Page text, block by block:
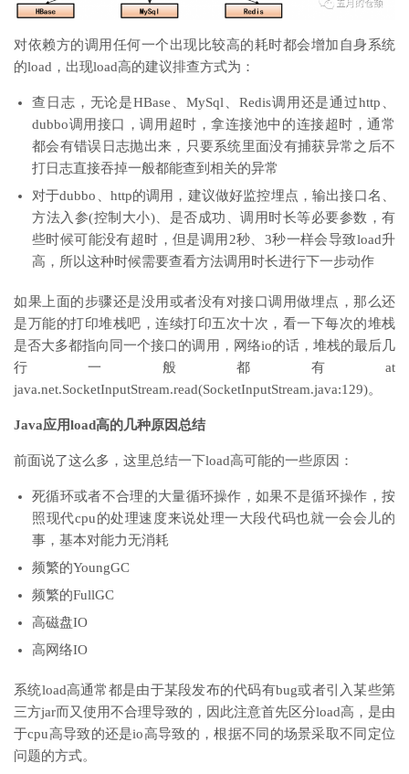
对依赖方的调用任何一个出现比较高的耗时都会增加自身系统
的load，出现load高的建议排查方式为：
查日志，无论是HBase、MySql、Redis调用还是通过http、
dubbo调用接口，调用超时，拿连接池中的连接超时，通常
都会有错误日志抛出来，只要系统里面没有捕获异常之后不
打日志直接吞掉一般都能查到相关的异常
对于dubbo、http的调用，建议做好监控埋点，输出接口名、
方法入参(控制大小)、是否成功、调用时长等必要参数，有
些时候可能没有超时，但是调用2秒、3秒一样会导致load升
高，所以这种时候需要查看方法调用时长进行下一步动作
如果上面的步骤还是没用或者没有对接口调用做埋点，那么还
是万能的打印堆栈吧，连续打印五次十次，看一下每次的堆栈
是否大多都指向同一个接口的调用，网络io的话，堆栈的最后几
行一般都有at
java.net.SocketInputStream.read(SocketInputStream.java:129)。
Java应用load高的几种原因总结
前面说了这么多，这里总结一下load高可能的一些原因：
死循环或者不合理的大量循环操作，如果不是循环操作，按
照现代cpu的处理速度来说处理一大段代码也就一会会儿的
事，基本对能力无消耗
频繁的YoungGC
频繁的FullGC
高磁盘IO
高网络IO
系统load高通常都是由于某段发布的代码有bug或者引入某些第
三方jar而又使用不合理导致的，因此注意首先区分load高，是由
于cpu高导致的还是io高导致的，根据不同的场景采取不同定位
问题的方式。